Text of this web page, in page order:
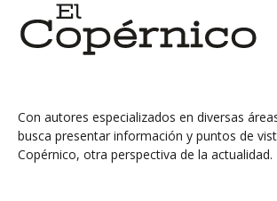
Con autores especializados en diversas
busca presentar información y puntos de
Copérnico, otra perspectiva de la actualidad.